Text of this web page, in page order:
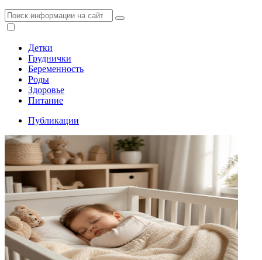
Детки
Груднички
Беременность
Роды
Здоровье
Питание
Публикации